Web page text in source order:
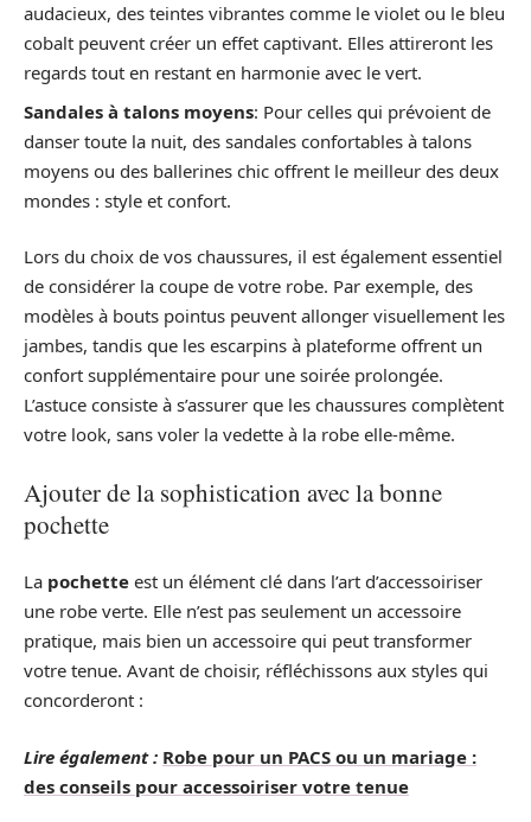
audacieux, des teintes vibrantes comme le violet ou le bleu
cobalt peuvent créer un effet captivant. Elles attireront les
regards tout en restant en harmonie avec le vert.
Sandales à talons moyens: Pour celles qui prévoient de
danser toute la nuit, des sandales confortables à talons
moyens ou des ballerines chic offrent le meilleur des deux
mondes : style et confort.
Lors du choix de vos chaussures, il est également essentiel
de considérer la coupe de votre robe. Par exemple, des
modèles à bouts pointus peuvent allonger visuellement les
jambes, tandis que les escarpins à plateforme offrent un
confort supplémentaire pour une soirée prolongée.
L’astuce consiste à s’assurer que les chaussures complètent
votre look, sans voler la vedette à la robe elle-même.
Ajouter de la sophistication avec la bonne
pochette
La pochette est un élément clé dans l’art d’accessoiriser
une robe verte. Elle n’est pas seulement un accessoire
pratique, mais bien un accessoire qui peut transformer
votre tenue. Avant de choisir, réfléchissons aux styles qui
concorderont :
Lire également : Robe pour un PACS ou un mariage :
des conseils pour accessoiriser votre tenue